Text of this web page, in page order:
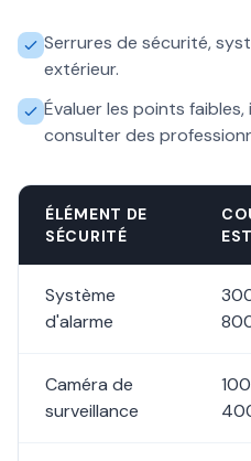
Serrures de sécurité,
extérieur.
Évaluer les points
consulter des
ÉLÉMENT DE
SÉCURITÉ
Système
d'alarme
Caméra de
surveillance